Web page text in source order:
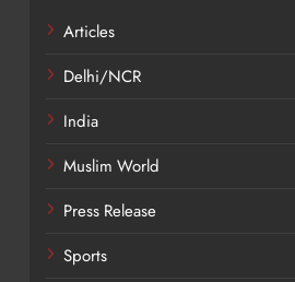
Articles
Delhi/NCR
India
Muslim World
Press Release
Sports